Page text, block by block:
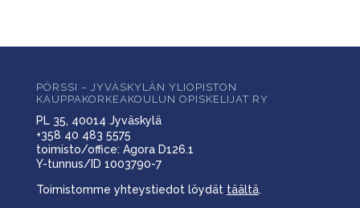
PÖRSSI – JYVÄSKYLÄN YLIOPISTON
KAUPPAKORKEAKOULUN OPISKELIJAT RY
PL 35, 40014 Jyväskylä
+358 40 483 5575
toimisto/office: Agora D126.1
Y-tunnus/ID 1003790-7
Toimistomme yhteystiedot löydät täältä.